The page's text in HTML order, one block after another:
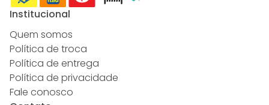
Institucional
Quem somos
Política de troca
Política de entrega
Política de privacidade
Fale conosco